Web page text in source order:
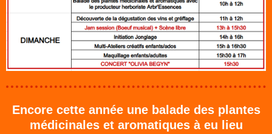
Encore cette année une balade des plantes
médicinales et aromatiques à eu lieu